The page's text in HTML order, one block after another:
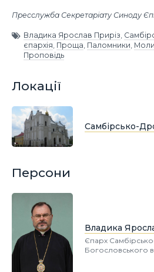
Пресслужба Секретаріату Синоду
Владика Ярослав Приріз
єпархія Проща Паломники
Проповідь
Локації
Самбірсько-
Персони
Владика
Єпарх
Богословського